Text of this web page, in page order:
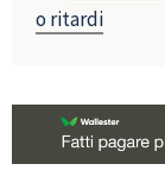
o ritardi